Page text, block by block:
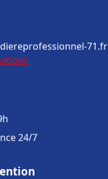
71.fr
24/7